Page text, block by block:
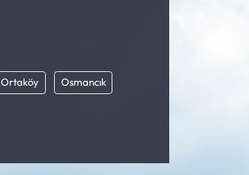
Ortaköy Osmancık